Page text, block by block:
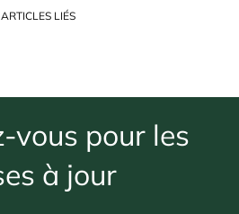
ARTICLES LIÉS
vous pour les
à jour